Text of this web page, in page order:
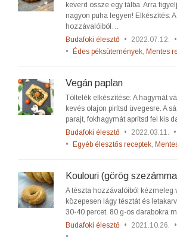
keverd össze egy tálba. Arra
nagyon puha legyen! Elkészítés:
hozzávalóiból…
Budafoki élesztő • 2022.07.12. •
•
Édes péksütemények, Mentes
Vegán paplan
Töltelék elkészítése: A hagymát
kevés olajon pirítsd üvegesre. A
parajt, fokhagymát aprítsd fel kis
Budafoki élesztő • 2022.03.11. •
•
Egyéb élesztős receptek,
Koulouri (görög
A tészta hozzávalóiból kézmeleg
közepesen lágy tésztát és
30-40 percet. 80 g-os darabokra
Budafoki élesztő • 2021.10.26. •
•